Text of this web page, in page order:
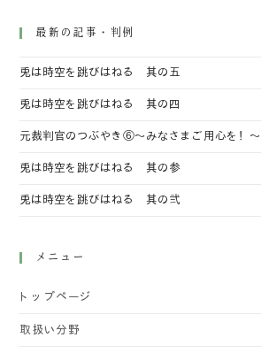
最新の記事・判例
兎は時空を跳びはねる 其の五
兎は時空を跳びはねる 其の四
元裁判官のつぶやき⑥～みなさまご用心を！～
兎は時空を跳びはねる 其の参
兎は時空を跳びはねる 其の弐
メニュー
トップページ
取扱い分野